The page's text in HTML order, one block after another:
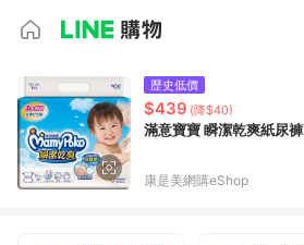
歷史低價
$439 (降$40)
滿意寶寶 瞬潔乾爽紙尿
康是美網購eShop